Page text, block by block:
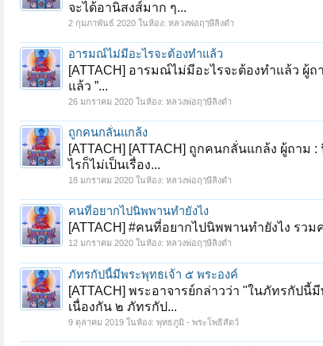
จะได้อานิสงส์มาก ๆ...
2 กุมภาพันธ์ 2020 ในห้อง: หลวงพ่อฤๅษีลิงดำ
อารมณ์ไม่มีอะไรจะต้องทำแล้ว
[ATTACH] อารมณ์ไม่มีอะไรจะต้องทำแล้ว ผู้
แล้ว ”...
26 มกราคม 2020 ในห้อง: หลวงพ่อฤๅษีลิงดำ
ถูกคนกลั่นแกล้ง
[ATTACH] [ATTACH] ถูกคนกลั่นแกล้ง ผู้ถา
ไรก็ไม่เป็นเรื่อง...
18 มกราคม 2020 ในห้อง: หลวงพ่อฤๅษีลิงดำ
คนที่อยากไปนิพพานทำยังไง
[ATTACH] #คนที่อยากไปนิพพานทำยังไง รว
12 มกราคม 2020 ในห้อง: หลวงพ่อฤๅษีลิงดำ
ภัทรกัปนี้มีพระพุทธเจ้า ๕ พระองค์
[ATTACH] พระอาจารย์กล่าวว่า "ในภัทรกัป
เนื่องกัน ๒ ภัทรกัป...
9 ตุลาคม 2019 ในห้อง: พุทธภูมิ - พระโพธิสัตว์